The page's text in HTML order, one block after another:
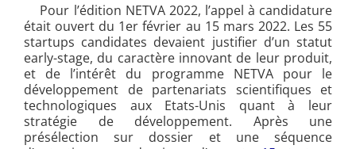
Pour l’édition NETVA 2022, l’appel à candidature
était ouvert du 1er février au 15 mars 2022. Les 55
startups candidates devaient justifier d’un statut
early-stage, du caractère innovant de leur produit,
et de l’intérêt du programme NETVA pour le
développement de partenariats scientifiques et
technologiques aux Etats-Unis quant à leur
stratégie de développement. Après une
présélection sur dossier et une séquence